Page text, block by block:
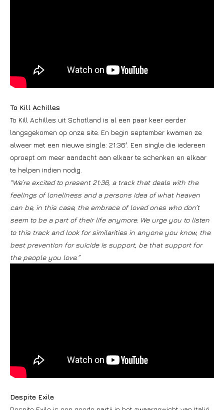
To Kill Achilles
To Kill Achilles uit Schotland is al een paar keer eerder
langsgekomen op onze site. En begin september kwamen ze
alweer met een nieuwe single: 21:36′. Een single die iedereen
oproept om meer aandacht aan elkaar te schenken en elkaar
te helpen indien nodig.
“We’re excited to present 21:36, a track that deals with the
feelings of loneliness and a persons idea of what heaven
can be, in this case, the embrace of loved ones who don’t
seem to be a part of their life anymore. We urge you to listen
to this track and look for similarities in anyone you know, the
best prevention for suicide is support, be that support for
the people you love.”
Despite Exile